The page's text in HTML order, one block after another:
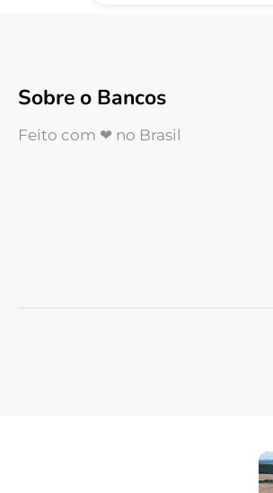
Sobre o Bancos
Feito com ❤ no Brasil